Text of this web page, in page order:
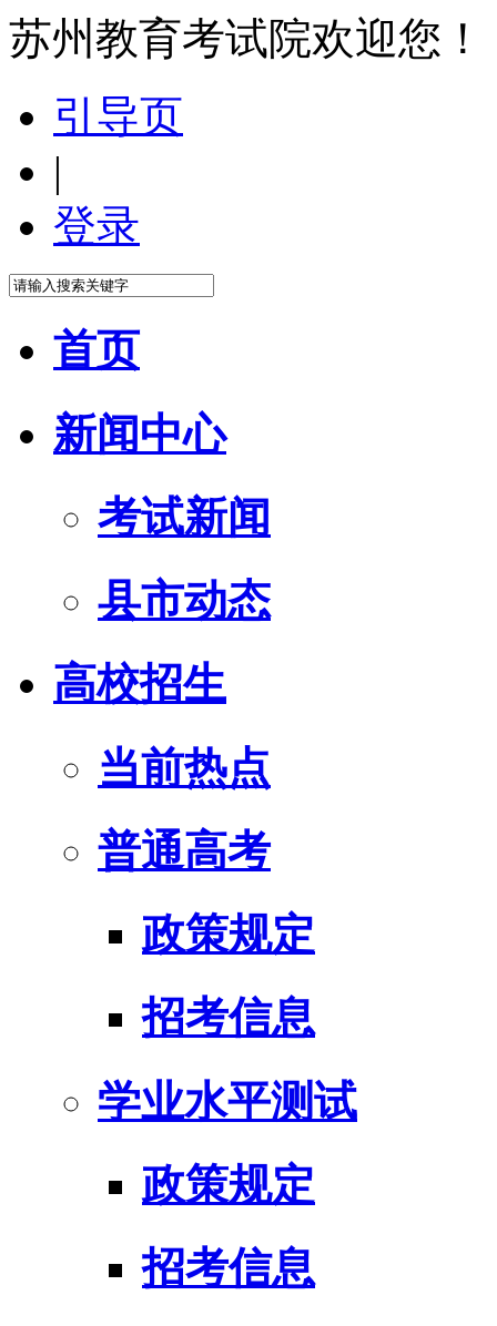
苏州教育考试院欢迎您！
引导页
|
登录
首页
新闻中心
考试新闻
县市动态
高校招生
当前热点
普通高考
政策规定
招考信息
学业水平测试
政策规定
招考信息